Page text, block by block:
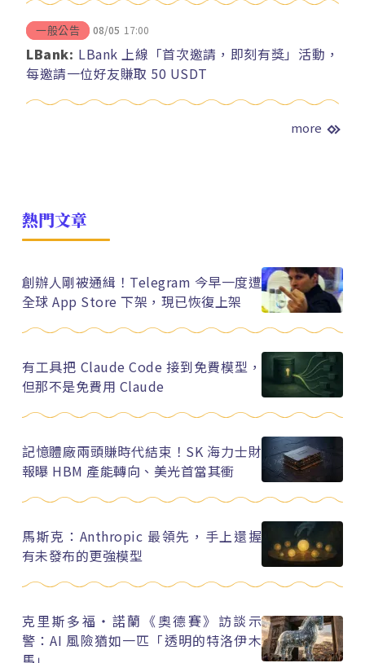
一般公告 08/05 17:00
LBank: LBank 上線「首次邀請，即刻有獎」活動，
每邀請一位好友賺取 50 USDT
more
熱門文章
創辦人剛被通緝！Telegram 今早一度遭
全球 App Store 下架，現已恢復上架
有工具把 Claude Code 接到免費模型，
但那不是免費用 Claude
記憶體廠兩頭賺時代結束！SK 海力士財
報曝 HBM 產能轉向、美光首當其衝
馬斯克：Anthropic 最領先，手上還握
有未發布的更強模型
克里斯多福・諾蘭《奧德賽》訪談示
警：AI 風險猶如一匹「透明的特洛伊木